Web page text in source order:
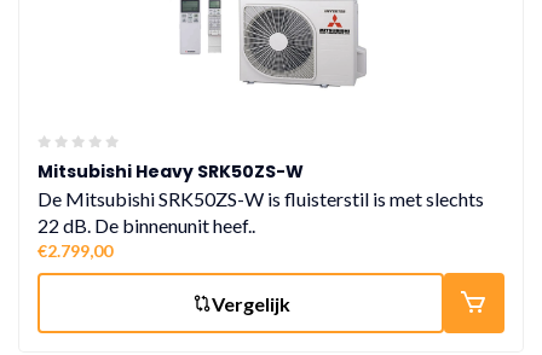
Mitsubishi Heavy SRK50ZS-W
De Mitsubishi SRK50ZS-W is fluisterstil is met slechts
22 dB. De binnenunit heef..
€2.799,00
Vergelijk